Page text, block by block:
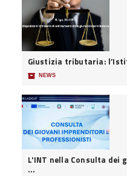
Giustizia tributaria:
📦 NEWS
L'INT nella Consulta dei giovani imprenditori
...